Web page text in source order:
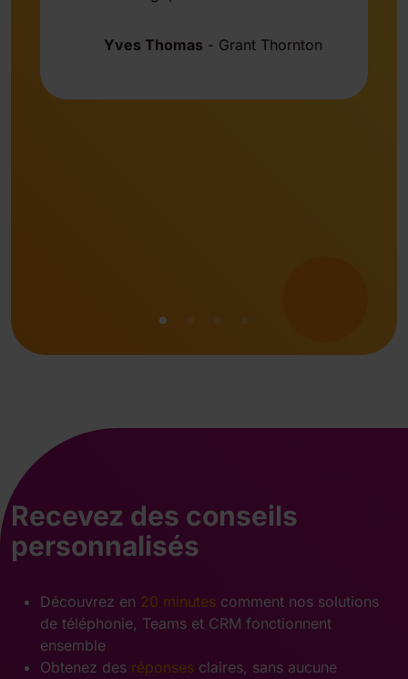
Yves Thomas - Grant Thornton
Recevez des conseils
personnalisés
Découvrez en 20 minutes comment nos solutions
de téléphonie, Teams et CRM fonctionnent
ensemble
Obtenez des réponses claires, sans aucune